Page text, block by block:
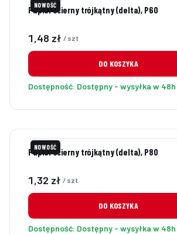
NOWOŚĆ
Papier ścierny trójkątny (delta), P60
Cena
1,48 zł / szt
DO KOSZYKA
Dostępność: Dostępny - wysyłka w 48h
NOWOŚĆ
Papier ścierny trójkątny (delta), P80
Cena
1,32 zł / szt
DO KOSZYKA
Dostępność: Dostępny - wysyłka w 48h